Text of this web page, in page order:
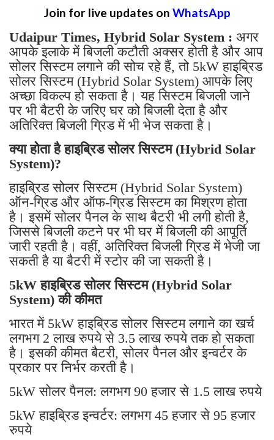
Join for live updates on WhatsApp
Udaipur Times, Hybrid Solar System : अगर
आपके इलाके में बिजली कटौती अक्सर होती है और आप
सोलर सिस्टम लगाने की सोच रहे हैं, तो 5kW हाइब्रिड
सोलर सिस्टम (Hybrid Solar System) आपके लिए
अच्छा विकल्प हो सकता है। यह सिस्टम बिजली जाने
पर भी बैटरी के जरिए घर को बिजली देता है और
अतिरिक्त बिजली ग्रिड में भी भेज सकता है।
क्या होता है हाइब्रिड सोलर सिस्टम (Hybrid Solar
System)?
हाइब्रिड सोलर सिस्टम (Hybrid Solar System)
ऑन-ग्रिड और ऑफ-ग्रिड सिस्टम का मिश्रण होता
है। इसमें सोलर पैनल के साथ बैटरी भी लगी होती है,
जिससे बिजली कटने पर भी घर में बिजली की आपूर्ति
जारी रहती है। वहीं, अतिरिक्त बिजली ग्रिड में भेजी जा
सकती है या बैटरी में स्टोर की जा सकती है।
5kW हाइब्रिड सोलर सिस्टम (Hybrid Solar
System) की कीमत
भारत में 5kW हाइब्रिड सोलर सिस्टम लगाने का खर्च
लगभग 2 लाख रुपये से 3.5 लाख रुपये तक हो सकता
है। इसकी कीमत बैटरी, सोलर पैनल और इन्वर्टर के
प्रकार पर निर्भर करती है।
5kW सोलर पैनल: लगभग 90 हजार से 1.5 लाख रुपये
5kW हाइब्रिड इन्वर्टर: लगभग 45 हजार से 95 हजार
रुपये